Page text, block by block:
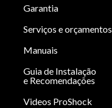
Garantia
Serviços e orçamentos
Manuais
Guia de Instalação
e Recomendações
Videos ProShock